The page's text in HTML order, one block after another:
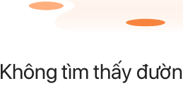
Không tìm thấy